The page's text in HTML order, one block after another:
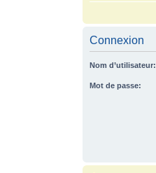
Connexion
Nom d’utilisateur:
Mot de passe: